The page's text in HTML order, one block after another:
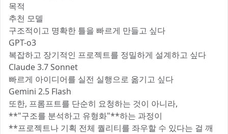
목적
추천 모델
구조적이고 명확한 틀을 빠르게 만들고 싶다
GPT-o3
복잡하고 장기적인 프로젝트를 정밀하게 설계하고 싶다
Claude 3.7 Sonnet
빠르게 아이디어를 실전 실행으로 옮기고 싶다
Gemini 2.5 Flash
또한, 프롬프트를 단순히 요청하는 것이 아니라,
**"구조를 분석하고 유형화"**하는 과정이
**프로젝트나 기획 전체 퀄리티를 좌우할 수 있다는 걸 깨